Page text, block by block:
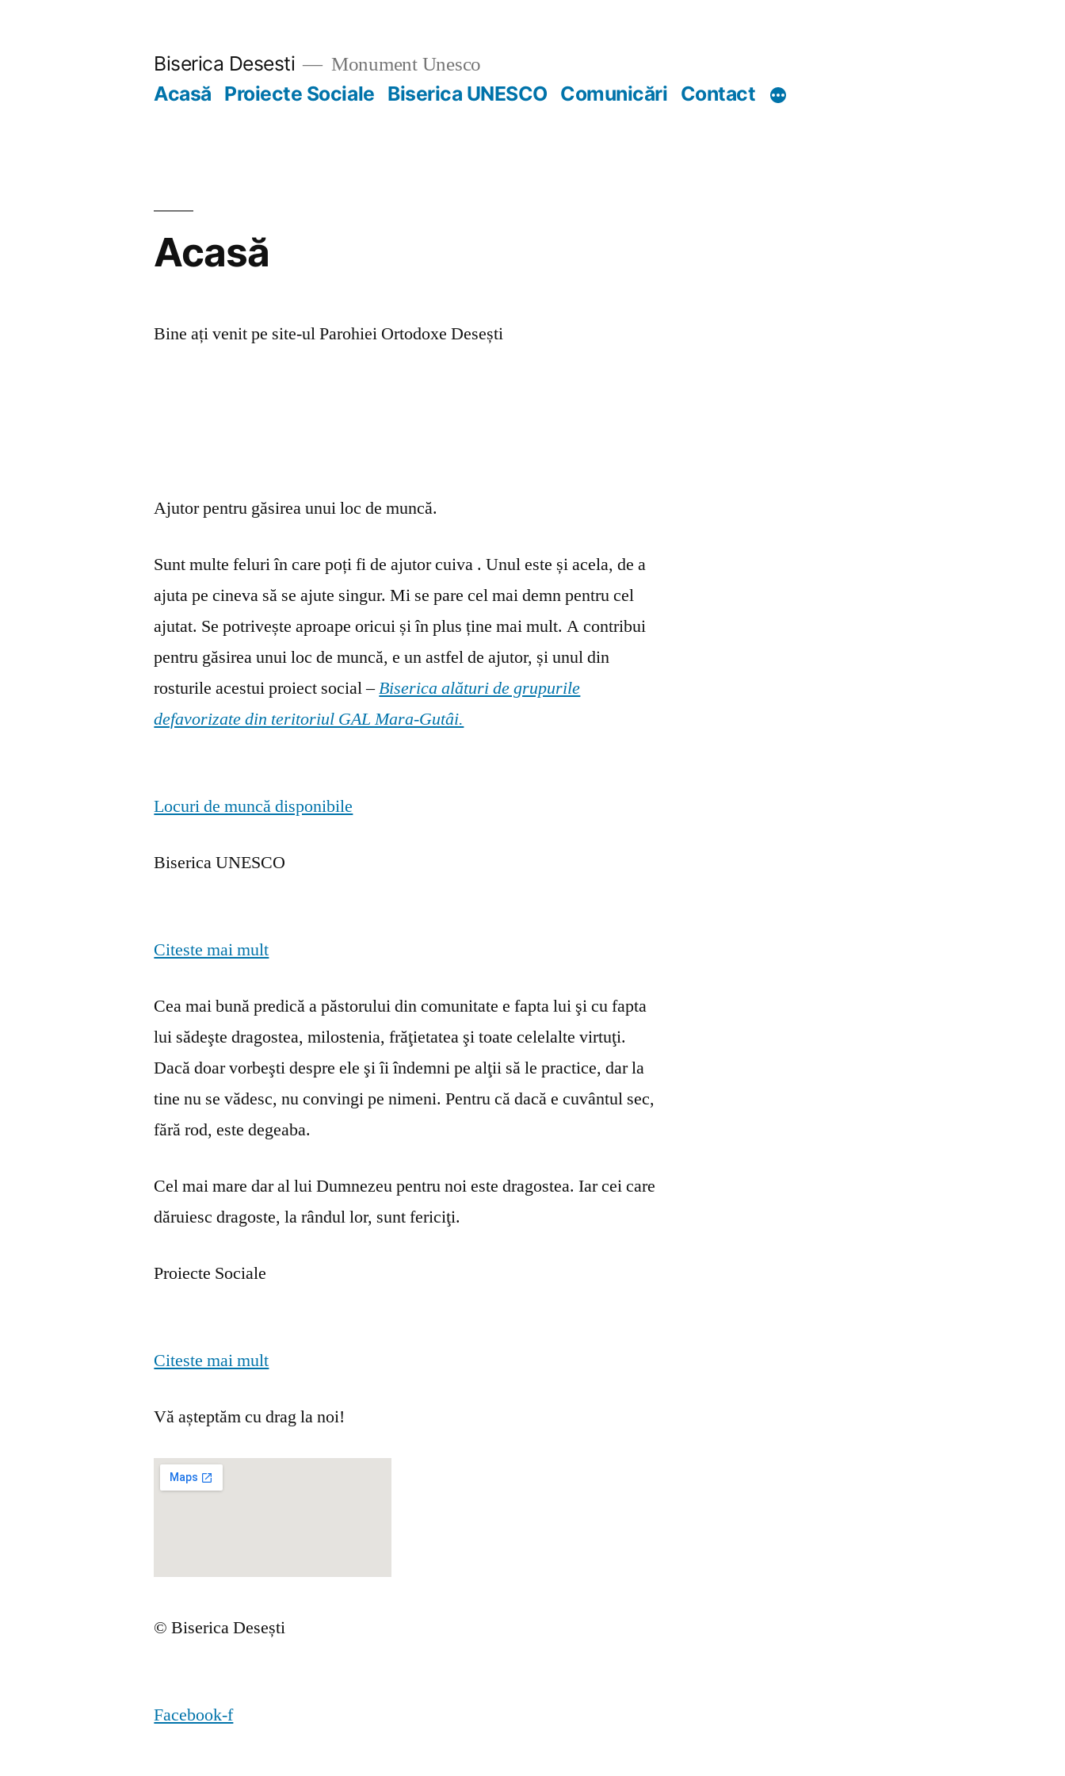
Biserica Desesti Monument Unesco
Acasă Proiecte Sociale Biserica UNESCO Comunicări Contact
Acasă
Bine ați venit pe site-ul Parohiei Ortodoxe Desești
Ajutor pentru găsirea unui loc de muncă.
Sunt multe feluri în care poți fi de ajutor cuiva . Unul este și acela, de a
ajuta pe cineva să se ajute singur. Mi se pare cel mai demn pentru cel
ajutat. Se potrivește aproape oricui și în plus ține mai mult. A contribui
pentru găsirea unui loc de muncă, e un astfel de ajutor, și unul din
rosturile acestui proiect social –Biserica alături de grupurile
defavorizate din teritoriul GAL Mara-Gutâi.
Locuri de muncă disponibile
Biserica UNESCO
Citeste mai mult
Cea mai bună predică a păstorului din comunitate e fapta lui şi cu fapta
lui sădeşte dragostea, milostenia, frăţietatea şi toate celelalte virtuţi.
Dacă doar vorbeşti despre ele şi îi îndemni pe alţii să le practice, dar la
tine nu se vă­desc, nu convingi pe nimeni. Pentru că dacă e cuvântul sec,
fără rod, este degeaba.
Cel mai mare dar al lui Dumnezeu pentru noi este dragostea. Iar cei care
dăruiesc dragoste, la rândul lor, sunt fericiţi.
Proiecte Sociale
Citeste mai mult
Vă așteptăm cu drag la noi!
© Biserica Desești
Facebook-f